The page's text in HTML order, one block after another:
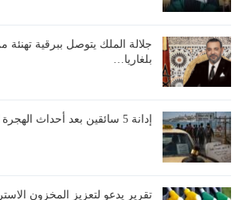
جلالة الملك يتوصل ببرقية
بلغاريا…
إدانة 5 سائقين بعد أحداث الهجرة الجماعية
تقرير يدعو لتعزيز المخزون